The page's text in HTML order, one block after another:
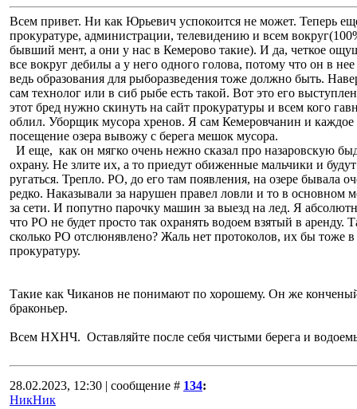
Всем привет. Ни как Юрьевич успокоится не может. Теперь
прокуратуре, администрации, телевидению и всем
бывший мент, а они у нас в Кемерово такие). И да, четкое
все вокруг дебилы а у него одного голова, потому что он в
ведь образования для рыборазведения тоже должно быть.
сам технолог или в сиб рыбе есть такой. Вот это его
этот бред нужно скинуть на сайт прокуратуры и всем кого
облил. Уборщик мусора хренов. Я сам Кемеровчанин и каждое
посещение озера вывожу с берега мешок мусора.
И еще, как он мягко очень нежно сказал про назаровскую
охрану. Не злите их, а то приедут обиженные мальчики и будут
ругаться. Трепло. РО, до его там появления, на озере бывала
редко. Наказывали за нарушен правел ловли и то в основном
за сети. И попутно парочку машин за выезд на лед. Я
что РО не будет просто так охранять водоем взятый в аренду.
сколько РО отслюнявлено? Жаль нет протоколов, их бы тоже в
прокуратуру.
Такие как Чиканов не понимают по хорошему. Он же
браконьер.
Всем НХНЧ. Оставляйте после себя чистыми берега и
28.02.2023, 12:30 | сообщение # 134:
НикНик